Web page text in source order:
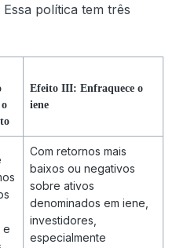
política tem três
Efeito III: Enfraquece o
iene
e
Com retornos mais
baixos ou negativos
sobre ativos
denominados em iene,
investidores,
especialmente